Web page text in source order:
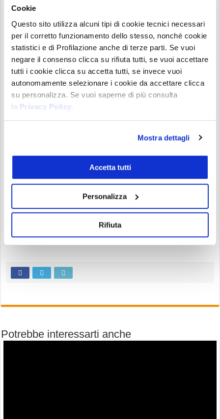
Cookie
Questo sito utilizza alcuni tipi di cookie tecnici necessari
per il corretto funzionamento dello stesso, nonché cookie
statistici e di Profilazione anche di terze parti. Se vuoi
negare il consenso clicca su rifiuta tutti, se vuoi accettare
tutti i cookie clicca su accetta tutti, se invece vuoi
autonomamente selezionare i cookie da accettare clicca
su personalizza. Se vuoi saperne di più consulta
la Privacy Policy.
Mostra dettagli
Accetta tutti
Personalizza
Rifiuta
della forza del rimbalzo
Wallet smart money
Virtuals (VIRTUAL) – Fonte: nansen.ai
Da segnalare che anche i wallet degli“Smart
, a gennaio avevano iniziato a scaricare
le loro posizioni, come si può osservare dal
Potrebbe interessarti anche